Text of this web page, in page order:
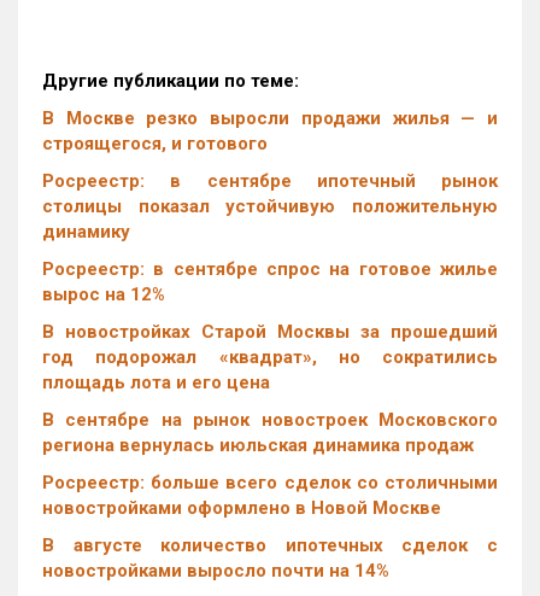
Другие публикации по теме:
В Москве резко выросли продажи жилья — и
строящегося, и готового
Росреестр: в сентябре ипотечный рынок
столицы показал устойчивую положительную
динамику
Росреестр: в сентябре спрос на готовое жилье
вырос на 12%
В новостройках Старой Москвы за прошедший
год подорожал «квадрат», но сократились
площадь лота и его цена
В сентябре на рынок новостроек Московского
региона вернулась июльская динамика продаж
Росреестр: больше всего сделок со столичными
новостройками оформлено в Новой Москве
В августе количество ипотечных сделок с
новостройками выросло почти на 14%